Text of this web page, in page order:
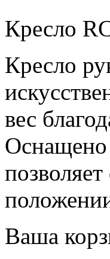
Кресло
Кресло
вес
Оснащено
Ваша